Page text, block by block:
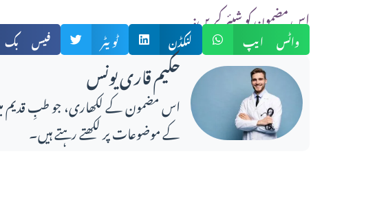
:اس مضمون کو شیئر کریں
فیس بک ٹویٹر لنکڈن واٹس ایپ
حکیم قاری یونس
کے موضوعات پر لکھتے رہتے ہیں۔